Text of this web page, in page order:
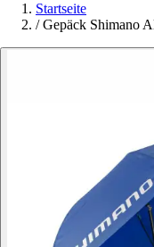
Startseite
/ Gepäck Shimano